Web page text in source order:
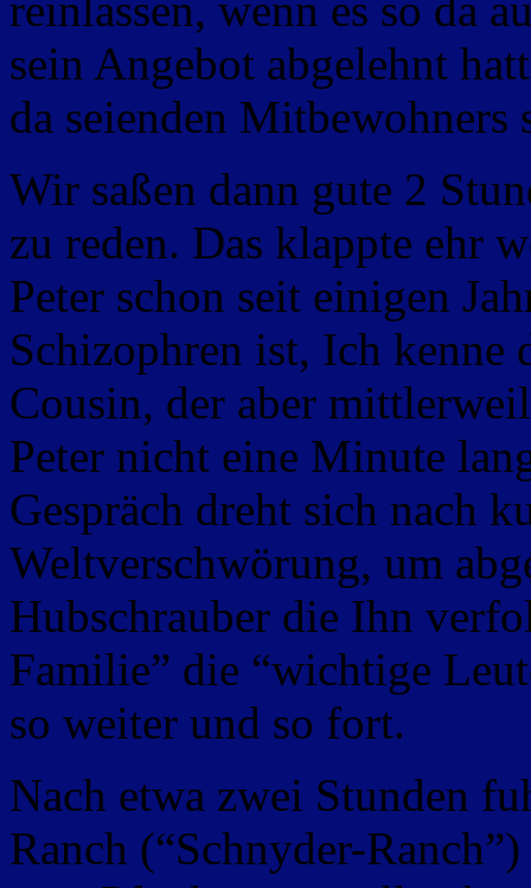
sein Angebot abgelehnt
da seienden
Wir saßen dann gute 2
zu reden. Das klappte ehr
Peter schon seit einigen
Schizophren ist, Ich kenne
Cousin, der aber
Peter nicht eine Minute
Gespräch dreht sich nach
Weltverschwörung, um
Hubschrauber die Ihn
Familie” die “wichtige
so weiter und so fort.
Nach etwa zwei Stunden
Ranch (“Schnyder-